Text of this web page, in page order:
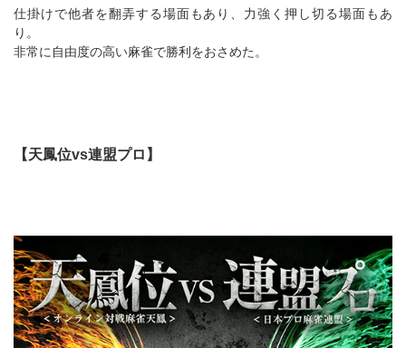
仕掛けで他者を翻弄する場面もあり、力強く押し切る場面もあ
り。
非常に自由度の高い麻雀で勝利をおさめた。
【天鳳位vs連盟プロ】